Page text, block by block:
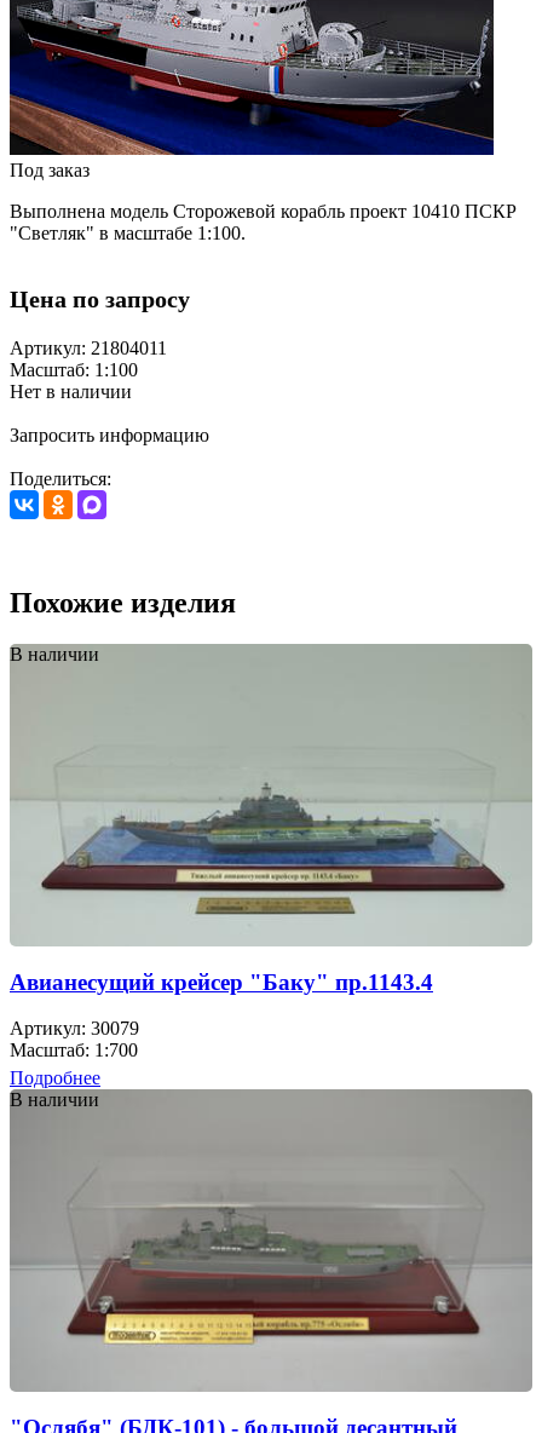
Под заказ
Выполнена модель Сторожевой корабль проект 10410 ПСКР
"Светляк" в масштабе 1:100.
Цена по запросу
Артикул: 21804011
Масштаб: 1:100
Нет в наличии
Запросить информацию
Поделиться:
Похожие изделия
В наличии
Авианесущий крейсер "Баку" пр.1143.4
Артикул: 30079
Масштаб: 1:700
Подробнее
В наличии
"Ослябя" (БДК-101) - большой десантный